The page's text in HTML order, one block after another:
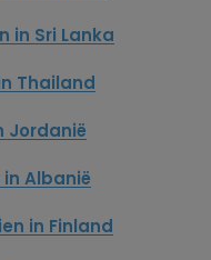
in Sri Lanka
Thailand
Jordanië
in Albanië
in Finland